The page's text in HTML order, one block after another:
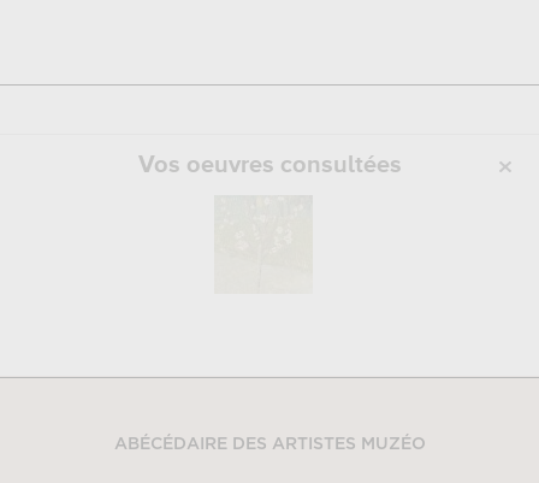
Vos oeuvres consultées
ABÉCÉDAIRE DES ARTISTES MUZÉO